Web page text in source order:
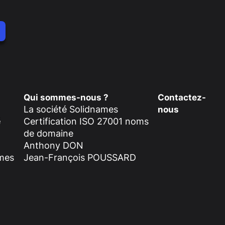
Qui sommes-nous ?
La société Solidnames
Certification ISO 27001 noms
de domaine
Anthony DON
Jean-François POUSSARD
Contactez-
nous